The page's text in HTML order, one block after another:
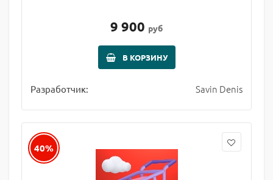
9 900 руб
В КОРЗИНУ
Разработчик: Savin Denis
40%